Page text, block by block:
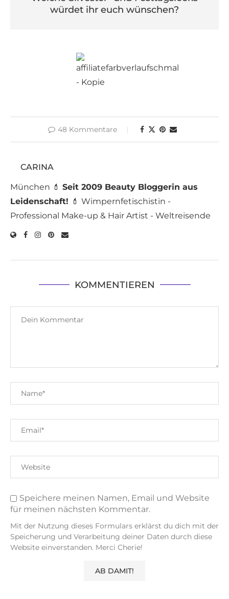
würdet ihr euch wünschen?
48 Kommentare
CARINA
München 💄 Seit 2009 Beauty Bloggerin aus
Leidenschaft! 💄 Wimpernfetischistin -
Professional Make-up & Hair Artist - Weltreisende
KOMMENTIEREN
Speichere meinen Namen, Email und Website
für meinen nächsten Kommentar.
Mit der Nutzung dieses Formulars erklärst du dich mit der
Speicherung und Verarbeitung deiner Daten durch diese
Website einverstanden. Merci Cherie!